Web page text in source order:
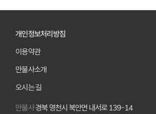
개인정보처리방침
이용약관
만불사소개
오시는 길
만불사경북 영천시 북안면 내서로 139-14